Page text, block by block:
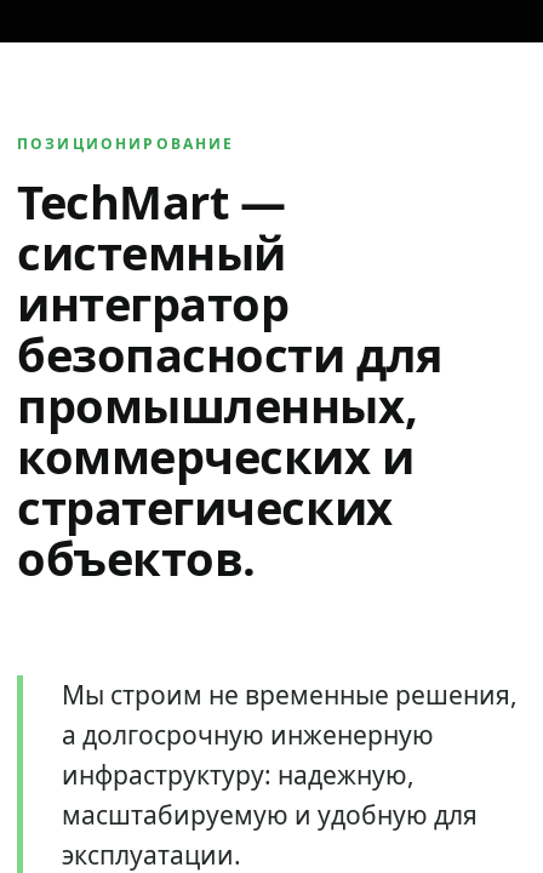
ПОЗИЦИОНИРОВАНИЕ
TechMart —
системный
интегратор
безопасности для
промышленных,
коммерческих и
стратегических
объектов.
Мы строим не временные решения,
а долгосрочную инженерную
инфраструктуру: надежную,
масштабируемую и удобную для
эксплуатации.